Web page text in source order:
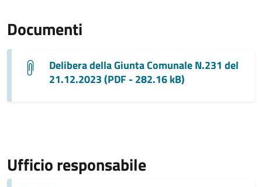
Documenti
Delibera della Giunta Comunale N.231 del
21.12.2023 (PDF - 282.16 kB)
Ufficio responsabile